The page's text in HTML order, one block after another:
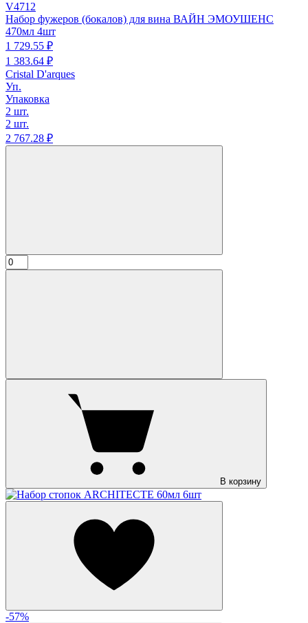
V4712
Набор фужеров (бокалов) для вина ВАЙН ЭМОУШЕНС
470мл 4шт
1 729.55 ₽
1 383.64 ₽
Cristal D'arques
Уп.
Упаковка
2 шт.
2 шт.
2 767.28 ₽
В корзину
-57%